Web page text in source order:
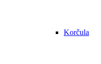
Korčula